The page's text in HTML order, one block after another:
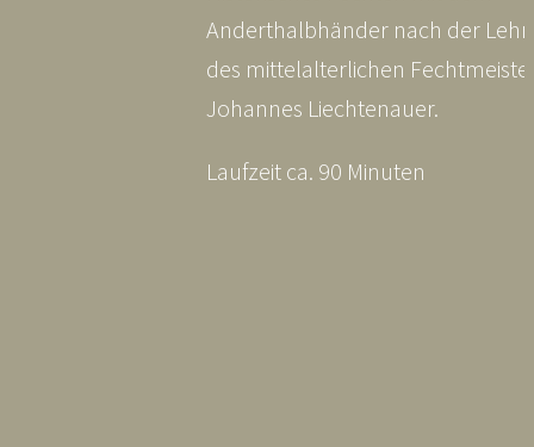
Anderthalbhänder nach der
des mittelalterlichen
Johannes Liechtenauer.
Laufzeit ca. 90 Minuten